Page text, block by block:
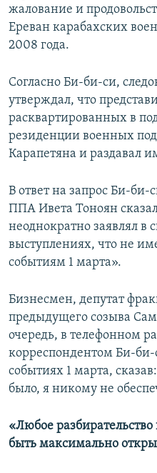
жалование и
Ереван карабахских
2008 года.
Согласно Би-би-си,
утверждал, что
расквартированных в
резиденции военных
Карапетяна и раздавал
В ответ на запрос Би-би-
ППА Ивета Тоноян
неоднократно заявлял в
выступлениях, что не
событиям 1 марта».
Бизнесмен, депутат
предыдущего созыва
очередь, в телефонном
корреспондентом Би-би-
событиях 1 марта,
было, я никому не
«Любое
быть максимально